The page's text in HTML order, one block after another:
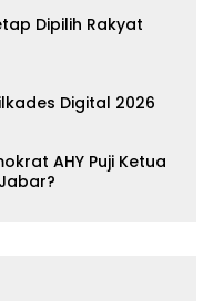
Dipilih Rakyat
Digital 2026
AHY Puji Ketua